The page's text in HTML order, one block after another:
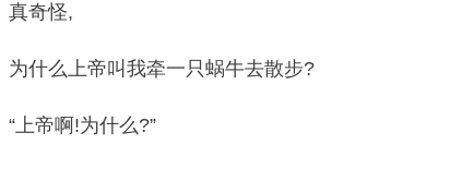
真奇怪,
为什么上帝叫我牵一只蜗牛去散步?
“上帝啊!为什么?”